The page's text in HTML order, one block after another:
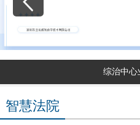
综治中心
智慧法院